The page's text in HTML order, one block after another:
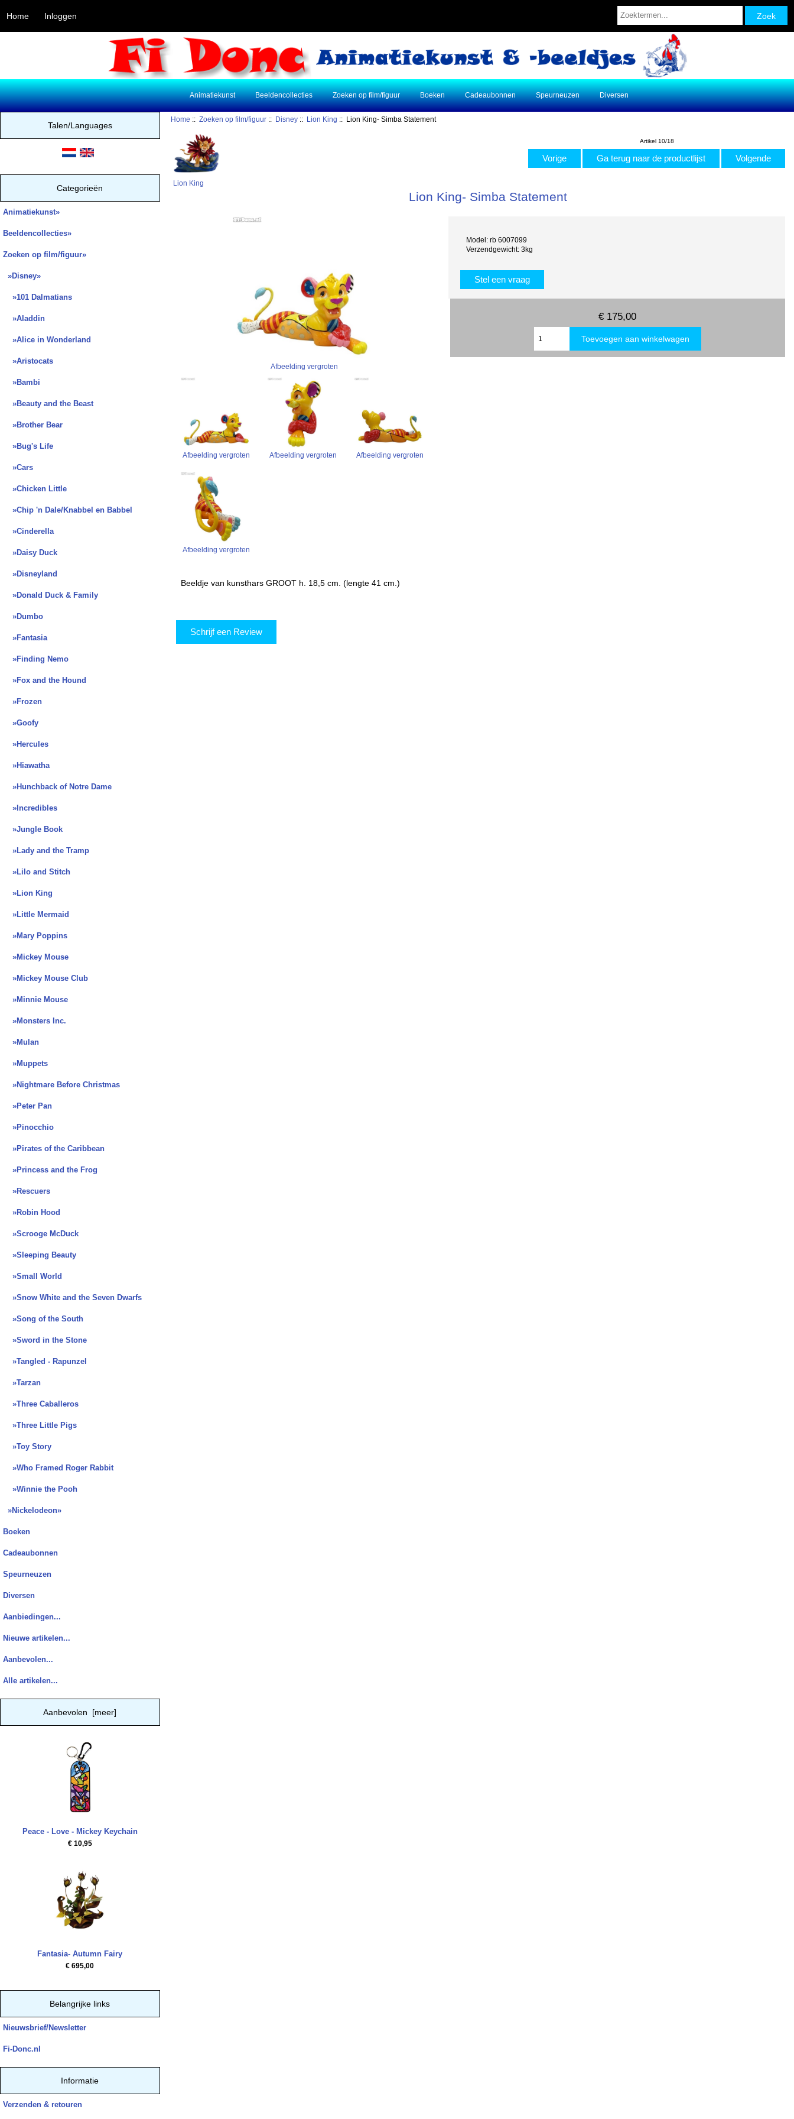
Home Inloggen
Animatiekunst Beeldencollecties Zoeken op film/figuur Boeken Cadeaubonnen Speurneuzen Diversen
Talen/Languages
Categorieën
Animatiekunst»
Beeldencollecties»
Zoeken op film/figuur»
»Disney»
»101 Dalmatians
»Aladdin
»Alice in Wonderland
»Aristocats
»Bambi
»Beauty and the Beast
»Brother Bear
»Bug's Life
»Cars
»Chicken Little
»Chip 'n Dale/Knabbel en Babbel
»Cinderella
»Daisy Duck
»Disneyland
»Donald Duck & Family
»Dumbo
»Fantasia
»Finding Nemo
»Fox and the Hound
»Frozen
»Goofy
»Hercules
»Hiawatha
»Hunchback of Notre Dame
»Incredibles
»Jungle Book
»Lady and the Tramp
»Lilo and Stitch
»Lion King
»Little Mermaid
»Mary Poppins
»Mickey Mouse
»Mickey Mouse Club
»Minnie Mouse
»Monsters Inc.
»Mulan
»Muppets
»Nightmare Before Christmas
»Peter Pan
»Pinocchio
»Pirates of the Caribbean
»Princess and the Frog
»Rescuers
»Robin Hood
»Scrooge McDuck
»Sleeping Beauty
»Small World
»Snow White and the Seven Dwarfs
»Song of the South
»Sword in the Stone
»Tangled - Rapunzel
»Tarzan
»Three Caballeros
»Three Little Pigs
»Toy Story
»Who Framed Roger Rabbit
»Winnie the Pooh
»Nickelodeon»
Boeken
Cadeaubonnen
Speurneuzen
Diversen
Aanbiedingen...
Nieuwe artikelen...
Aanbevolen...
Alle artikelen...
Aanbevolen [meer]
Peace - Love - Mickey Keychain
€ 10,95
Fantasia- Autumn Fairy
€ 695,00
Belangrijke links
Nieuwsbrief/Newsletter
Fi-Donc.nl
Informatie
Verzenden & retouren
Home ::Zoeken op film/figuur :: Disney :: Lion King :: Lion King- Simba Statement
Lion King
Artikel 10/18
Vorige Ga terug naar de productlijst Volgende
Lion King- Simba Statement
Afbeelding vergroten
Afbeelding vergroten Afbeelding vergroten Afbeelding vergroten
Afbeelding vergroten
Model: rb 6007099
Verzendgewicht: 3kg
Stel een vraag
€ 175,00
Beeldje van kunsthars GROOT h. 18,5 cm. (lengte 41 cm.)
Schrijf een Review